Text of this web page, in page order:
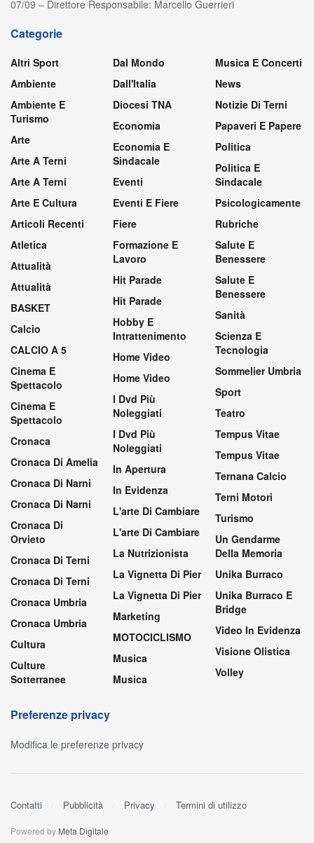
07/09 – Direttore Responsabile: Marcello Guerrieri
Categorie
Altri Sport
Ambiente
Ambiente E
Turismo
Arte
Arte A Terni
Arte A Terni
Arte E Cultura
Articoli Recenti
Atletica
Attualità
Attualità
BASKET
Calcio
CALCIO A 5
Cinema E
Spettacolo
Cinema E
Spettacolo
Cronaca
Cronaca Di Amelia
Cronaca Di Narni
Cronaca Di Narni
Cronaca Di
Orvieto
Cronaca Di Terni
Cronaca Di Terni
Cronaca Umbria
Cronaca Umbria
Cultura
Culture
Sotterranee
Dal Mondo
Dall'Italia
Diocesi TNA
Economia
Economia E
Sindacale
Eventi
Eventi E Fiere
Fiere
Formazione E
Lavoro
Hit Parade
Hit Parade
Hobby E
Intrattenimento
Home Video
Home Video
I Dvd Più
Noleggiati
I Dvd Più
Noleggiati
In Apertura
In Evidenza
L'arte Di Cambiare
L'arte Di Cambiare
La Nutrizionista
La Vignetta Di Pier
La Vignetta Di Pier
Marketing
MOTOCICLISMO
Musica
Musica
Musica E Concerti
News
Notizie Di Terni
Papaveri E Papere
Politica
Politica E
Sindacale
Psicologicamente
Rubriche
Salute E
Benessere
Salute E
Benessere
Sanità
Scienza E
Tecnologia
Sommelier Umbria
Sport
Teatro
Tempus Vitae
Tempus Vitae
Ternana Calcio
Terni Motori
Turismo
Un Gendarme
Della Memoria
Unika Burraco
Unika Burraco E
Bridge
Video In Evidenza
Visione Olistica
Volley
Preferenze privacy
Modifica le preferenze privacy
Contatti Pubblicità Privacy Termini di utilizzo
Powered by Meta Digitale